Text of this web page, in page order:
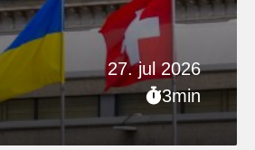
27. jul 2026
3min